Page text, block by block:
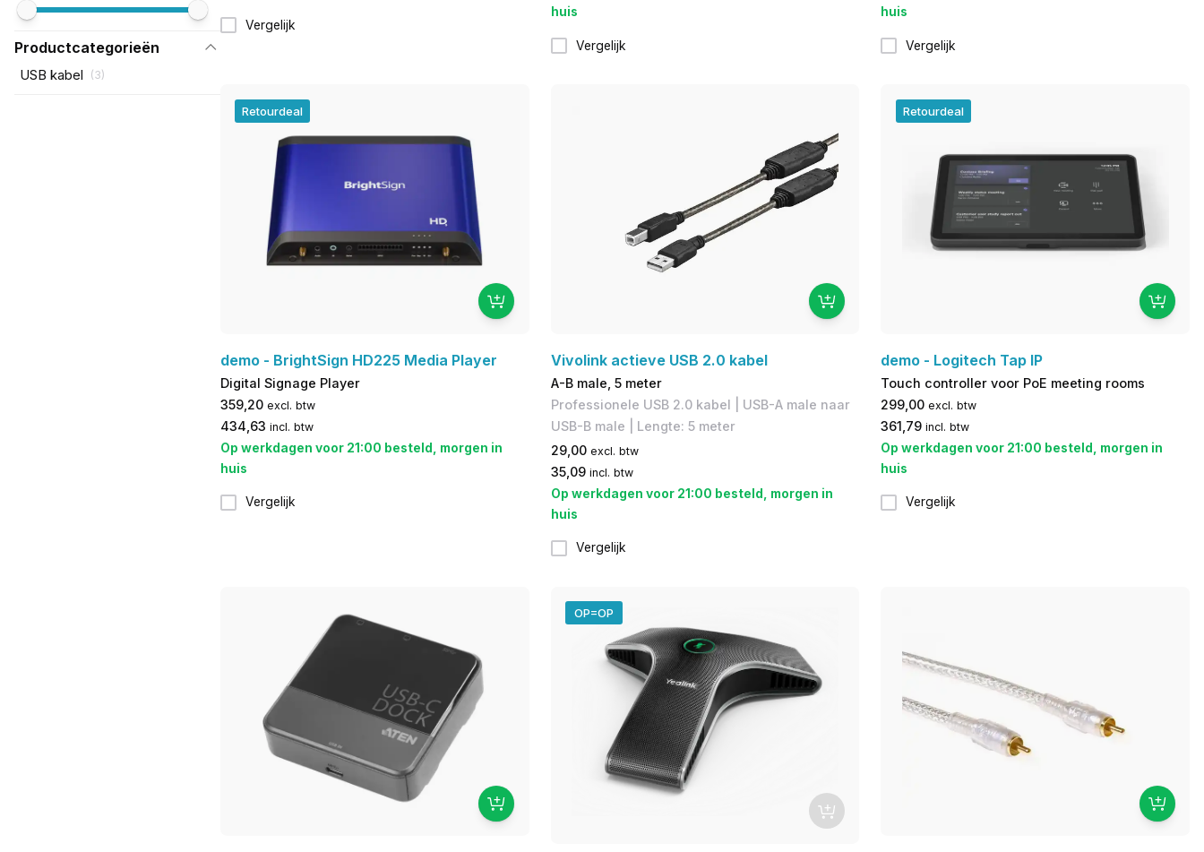
Productcategorieën
USB kabel (3)
Vergelijk
huis
Vergelijk
huis
Vergelijk
Retourdeal
demo - BrightSign HD225 Media Player
Digital Signage Player
359,20 excl. btw
434,63 incl. btw
Op werkdagen voor 21:00 besteld, morgen in
huis
Vergelijk
Vivolink actieve USB 2.0 kabel
A-B male, 5 meter
Professionele USB 2.0 kabel | USB-A male naar
USB-B male | Lengte: 5 meter
29,00 excl. btw
35,09 incl. btw
Op werkdagen voor 21:00 besteld, morgen in
huis
Vergelijk
Retourdeal
demo - Logitech Tap IP
Touch controller voor PoE meeting rooms
299,00 excl. btw
361,79 incl. btw
Op werkdagen voor 21:00 besteld, morgen in
huis
Vergelijk
OP=OP